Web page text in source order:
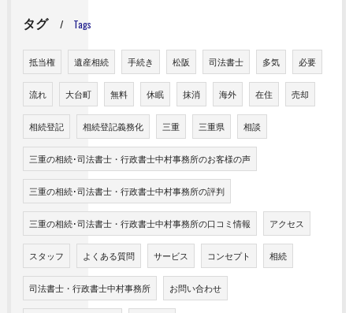
タグ Tags
抵当権 遺産相続 手続き 松阪 司法書士 多気 必要
流れ 大台町 無料 休眠 抹消 海外 在住 売却
相続登記 相続登記義務化 三重 三重県 相談
三重の相続･司法書士・行政書士中村事務所のお客様の声
三重の相続･司法書士・行政書士中村事務所の評判
三重の相続･司法書士・行政書士中村事務所の口コミ情報 アクセス
スタッフ よくある質問 サービス コンセプト 相続
司法書士・行政書士中村事務所 お問い合わせ